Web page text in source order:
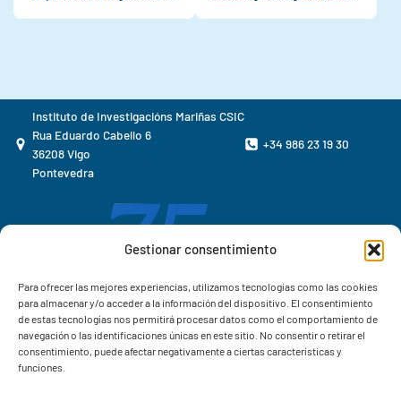
Gestionar consentimiento
Para ofrecer las mejores experiencias, utilizamos tecnologías como las cookies
para almacenar y/o acceder a la información del dispositivo. El consentimiento
de estas tecnologías nos permitirá procesar datos como el comportamiento de
navegación o las identificaciones únicas en este sitio. No consentir o retirar el
consentimiento, puede afectar negativamente a ciertas características y
funciones.
Instituto de Investigacións Mariñas CSIC
Rua Eduardo Cabello 6
36208 Vigo
Pontevedra
+34 986 23 19 30